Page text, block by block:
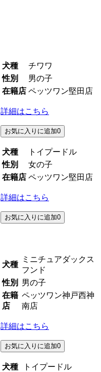
犬種
チワワ
性別
男の子
在籍店 ペッツワン堅田店
詳細はこちら
お気に入りに追加0
犬種
トイプードル
性別
女の子
在籍店 ペッツワン堅田店
詳細はこちら
お気に入りに追加0
犬種
ミニチュアダックス
フンド
性別
男の子
在籍
店
ペッツワン神戸西神
南店
詳細はこちら
お気に入りに追加0
犬種
トイプードル